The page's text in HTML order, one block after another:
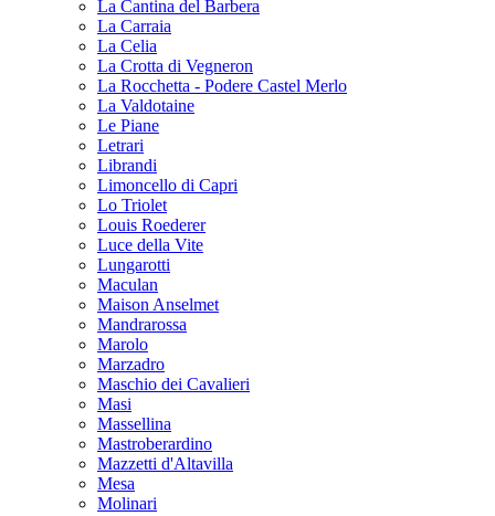
La Cantina del Barbera
La Carraia
La Celia
La Crotta di Vegneron
La Rocchetta - Podere Castel Merlo
La Valdotaine
Le Piane
Letrari
Librandi
Limoncello di Capri
Lo Triolet
Louis Roederer
Luce della Vite
Lungarotti
Maculan
Maison Anselmet
Mandrarossa
Marolo
Marzadro
Maschio dei Cavalieri
Masi
Massellina
Mastroberardino
Mazzetti d'Altavilla
Mesa
Molinari